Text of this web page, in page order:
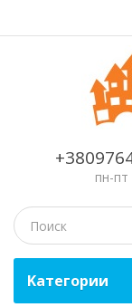
пн-пт
Kатегории